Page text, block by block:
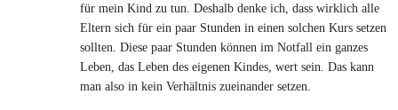
für mein Kind zu tun. Deshalb denke ich, dass wirklich alle
Eltern sich für ein paar Stunden in einen solchen Kurs setzen
sollten. Diese paar Stunden können im Notfall ein ganzes
Leben, das Leben des eigenen Kindes, wert sein. Das kann
man also in kein Verhältnis zueinander setzen.